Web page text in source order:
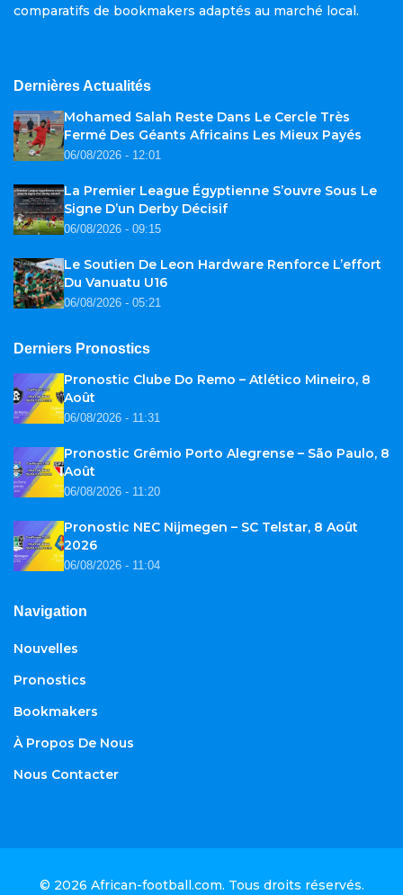
comparatifs de bookmakers adaptés au marché local.
Dernières Actualités
Mohamed Salah Reste Dans Le Cercle Très
Fermé Des Géants Africains Les Mieux Payés
06/08/2026 - 12:01
La Premier League Égyptienne S’ouvre Sous Le
Signe D’un Derby Décisif
06/08/2026 - 09:15
Le Soutien De Leon Hardware Renforce L’effort
Du Vanuatu U16
06/08/2026 - 05:21
Derniers Pronostics
Pronostic Clube Do Remo – Atlético Mineiro, 8
Août
06/08/2026 - 11:31
Pronostic Grêmio Porto Alegrense – São Paulo, 8
Août
06/08/2026 - 11:20
Pronostic NEC Nijmegen – SC Telstar, 8 Août
2026
06/08/2026 - 11:04
Navigation
Nouvelles
Pronostics
Bookmakers
À Propos De Nous
Nous Contacter
© 2026 African-football.com. Tous droits réservés.